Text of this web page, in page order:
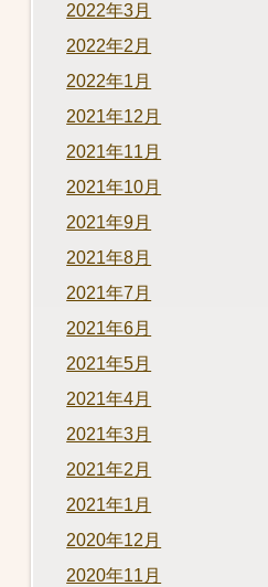
2022年3月
2022年2月
2022年1月
2021年12月
2021年11月
2021年10月
2021年9月
2021年8月
2021年7月
2021年6月
2021年5月
2021年4月
2021年3月
2021年2月
2021年1月
2020年12月
2020年11月